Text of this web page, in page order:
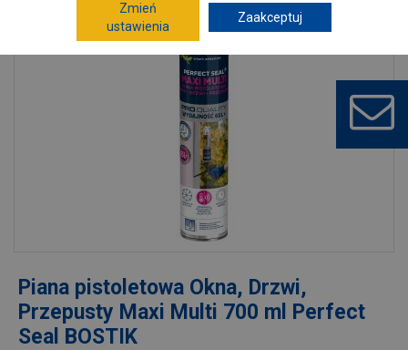
Piana pistoletowa Okna, Drzwi,
Przepusty Maxi Multi 700 ml Perfect
Seal BOSTIK
Zmień
ustawienia
Zaakceptuj